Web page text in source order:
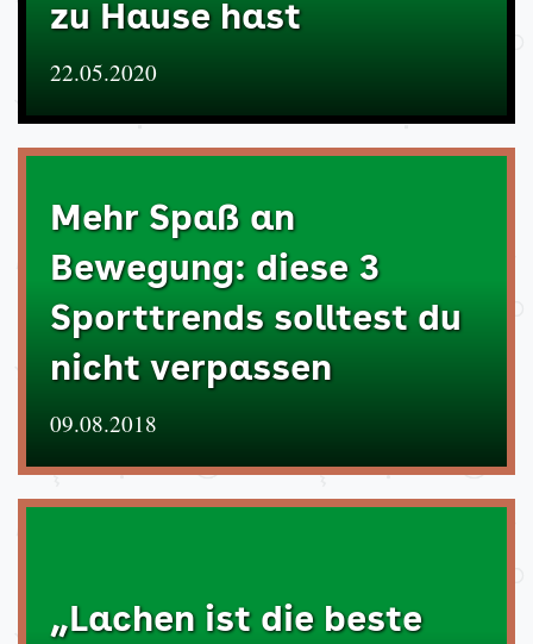
zu Hause hast
22.05.2020
Mehr Spaß an
Bewegung: diese 3
Sporttrends solltest du
nicht verpassen
09.08.2018
„Lachen ist die beste